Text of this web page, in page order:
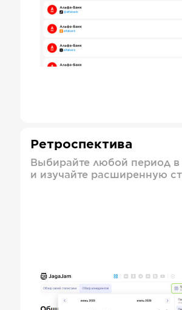
Ретроспектива
Выбирайте любой период
и изучайте расширенную